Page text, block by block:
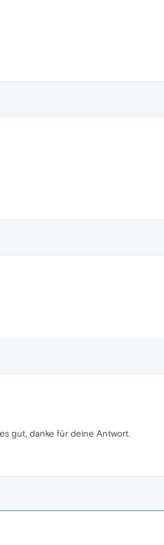
gut, danke für deine Antwort.